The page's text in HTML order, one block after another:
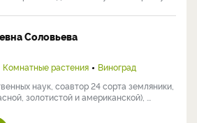
Соловьева
Комнатные растения
Виноград
наук, соавтор 24 сорта земляники,
золотистой и американской), ...